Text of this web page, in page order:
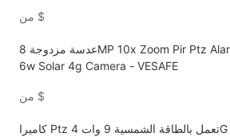
$
عدسة مزدوجة 8MP 10x Zoom Pir Ptz Alarm
6w Solar 4g Camera - VESAFE
$
كاميرا Ptz تعمل بالطاقة الشمسية 9 وات 4G -